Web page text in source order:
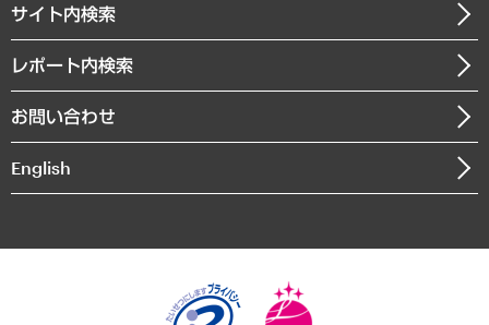
まちづくり・観光・交通・スポーツ・スマートシティ
自然資源・農林水産業・食料システム
メディア掲載・出演
沿革
組織図・本部部室紹介
インドネシア現地法人
個人情報保護方針
サイト内検索
レポート内検索
お問い合わせ
English